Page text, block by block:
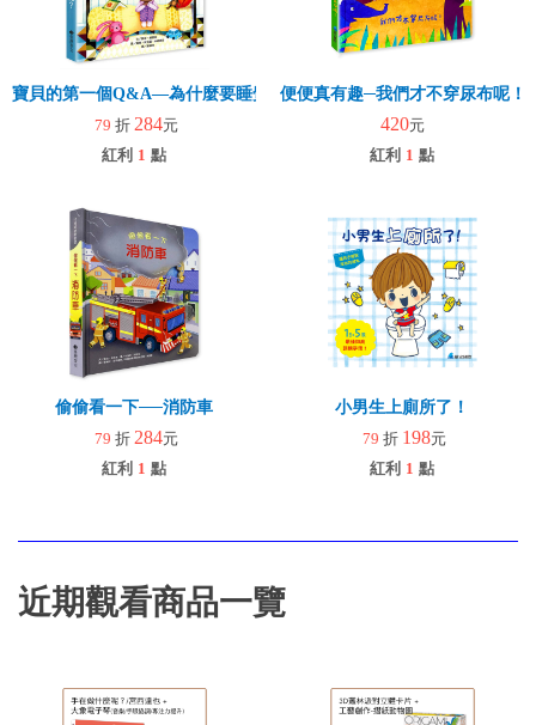
寶貝的第一個Q&A—為什麼要睡覺？
79 折 284元
紅利 1 點
便便真有趣─我們才不穿尿布呢！
420元
紅利 1 點
偷偷看一下──消防車
79 折 284元
紅利 1 點
小男生上廁所了！
79 折 198元
紅利 1 點
近期觀看商品一覽